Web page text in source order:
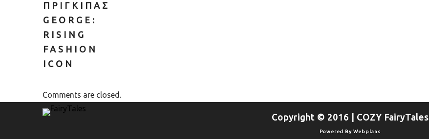
ΠΡΙΓΚΙΠΑΣ
GEORGE:
RISING
FASHION
ICON
Comments are closed.
Copyright © 2016 | COZY FairyTales
Powered By Webplans